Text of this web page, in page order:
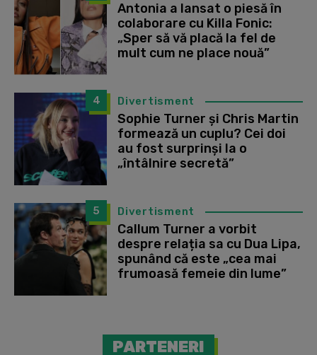
Antonia a lansat o piesă în
colaborare cu Killa Fonic:
„Sper să vă placă la fel de
mult cum ne place nouă”
4 Divertisment
Sophie Turner și Chris Martin
formează un cuplu? Cei doi
au fost surprinși la o
„întâlnire secretă”
5 Divertisment
Callum Turner a vorbit
despre relația sa cu Dua Lipa,
spunând că este „cea mai
frumoasă femeie din lume”
PARTENERI